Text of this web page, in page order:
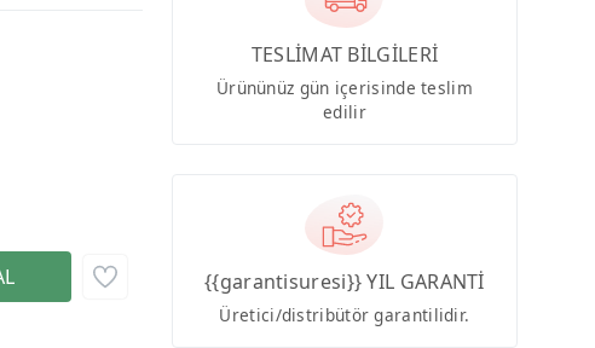
TESLİMAT BİLGİLERİ
Ürününüz gün içerisinde teslim
edilir
{{garantisuresi}} YIL GARANTİ
Üretici/distribütör garantilidir.